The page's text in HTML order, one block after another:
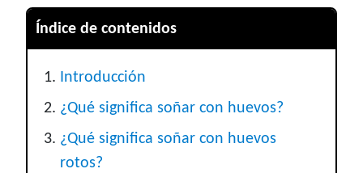
Índice de contenidos
Introducción
¿Qué significa soñar con huevos?
¿Qué significa soñar con huevos
rotos?